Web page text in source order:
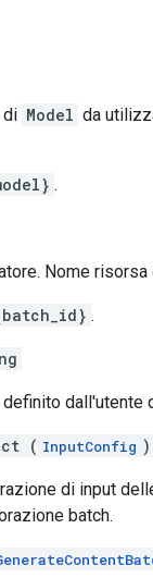
di Model da
.
Nome risorsa
.
dall'utente
( InputConfig )
di input
batch.